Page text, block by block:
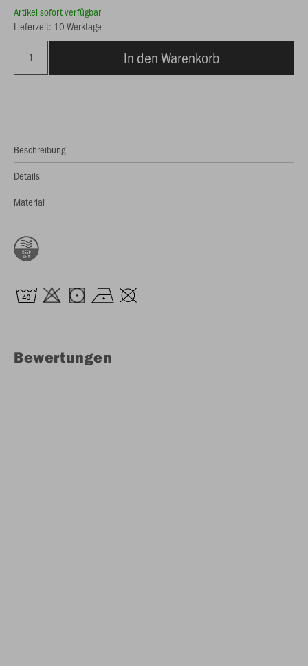
Artikel sofort verfügbar
Lieferzeit: 10 Werktage
In den Warenkorb
Beschreibung
Details
Material
Bewertungen